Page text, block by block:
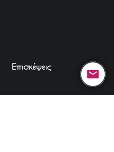
Επισκέψεις